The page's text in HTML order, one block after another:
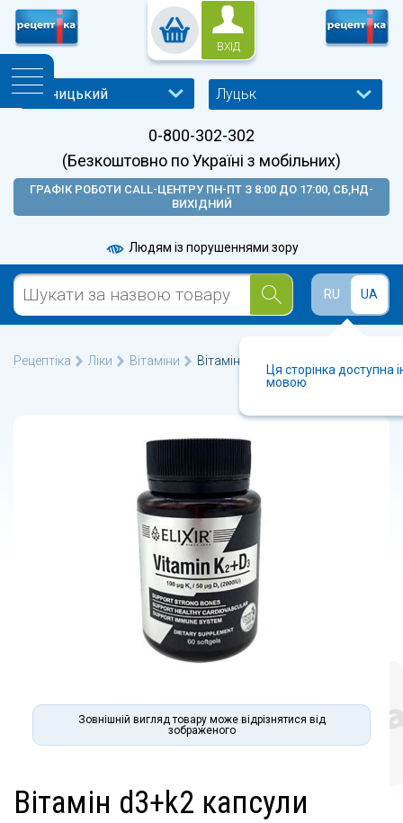
ВХІД
Луцьк
0-800-302-302
(Безкоштовно по Україні з мобільних)
ГРАФІК РОБОТИ CALL-ЦЕНТРУ ПН-ПТ З 8:00 ДО 17:00, СБ,НД-
ВИХІДНИЙ
Людям із порушеннями зору
RU UA
Ця сторінка доступна
мовою
Рецептіка Ліки Вітаміни Вітамін D3+K2 капсули №60
Зовнішній вигляд товару може відрізнятися від
зображеного
вітамін d3+k2 капсули